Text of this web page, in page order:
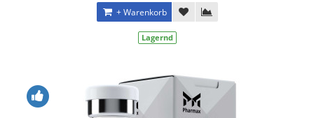
+ Warenkorb
Lagernd